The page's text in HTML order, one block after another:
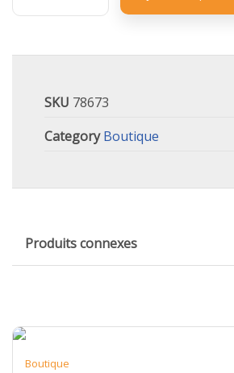
SKU 78673
Category Boutique
Produits connexes
Boutique